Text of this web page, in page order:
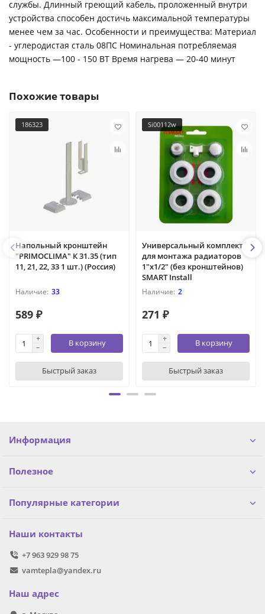
службы. Длинный греющий кабель, проложенный внутри
устройства способен достичь максимальной температуры
менее чем за час. Особенности и преимущества: Материал
- углеродистая сталь 08ПС Номинальная потребляемая
мощность —100 - 150 ВТ Время нагрева — 20-40 минут
Похожие товары
186323
Напольный кронштейн
"PRIMOCLIMA" К 31.35 (тип
11, 21, 22, 33 1 шт.) (Россия)
33
589 ₽
В корзину
Быстрый заказ
Si00112w
Универсальный комплект
для монтажа радиаторов
1"х1/2" (без кронштейнов)
SMART Install
2
271 ₽
В корзину
Быстрый заказ
Информация
Полезное
Популярные категории
Наши контакты
+7 963 929 98 75
vamtepla@yandex.ru
Наш адрес